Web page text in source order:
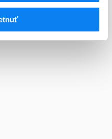
liečiv upravujúcich